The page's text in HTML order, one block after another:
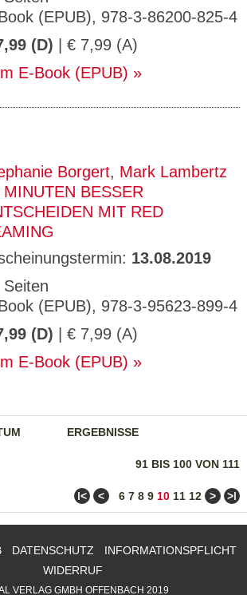
(EPUB), 978-3-86200-825-4
(D) | € 7,99 (A)
E-Book (EPUB)
Borgert, Mark Lambertz
MINUTEN BESSER
MIT RED
13.08.2019
Seiten
(EPUB), 978-3-95623-899-4
(D) | € 7,99 (A)
E-Book (EPUB)
ERGEBNISSE
91 BIS 100 VON 111
ǀ< < 6 7 8 9 10 11 12 > >ǀ
DATENSCHUTZ
INFORMATIONSPFLICHT
WIDERRUF
VERLAG GMBH OFFENBACH 2019